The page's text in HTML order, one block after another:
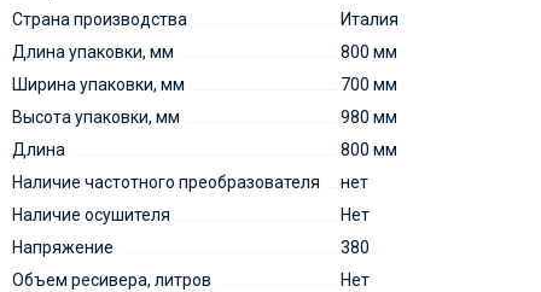
Страна производства
Италия
Длина упаковки, мм
800 мм
Ширина упаковки, мм
700 мм
Высота упаковки, мм
980 мм
Длина
800 мм
Наличие частотного преобразователя
нет
Наличие осушителя
Нет
Напряжение
380
Объем ресивера, литров
Нет